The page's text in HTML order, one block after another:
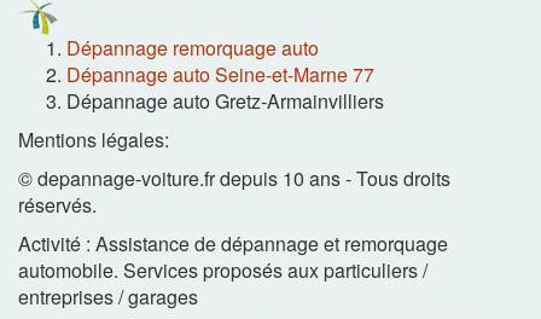
Dépannage remorquage auto
Dépannage auto Seine-et-Marne 77
Dépannage auto Gretz-Armainvilliers
Mentions légales:
© depannage-voiture.fr depuis 10 ans - Tous droits
réservés.
Activité : Assistance de dépannage et remorquage
automobile. Services proposés aux particuliers /
entreprises / garages